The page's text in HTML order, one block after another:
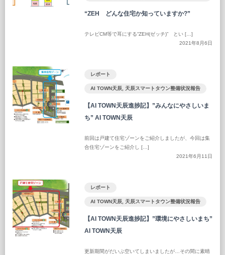
“ZEH どんな住宅か知っていますか?”
テレビCM等で耳にする“ZEH(ゼッチ)” とい […]
2021年8月6日
レポート
AI TOWN天辰, 天辰スマートタウン整備状況報告
【AI TOWN天辰進捗記】”みんなにやさしいま
ち” AI TOWN天辰
前回は戸建て住宅ゾーンをご紹介しましたが、今回は集
合住宅ゾーンをご紹介し […]
2021年6月11日
レポート
AI TOWN天辰, 天辰スマートタウン整備状況報告
【AI TOWN天辰進捗記】”環境にやさしいまち”
AI TOWN天辰
更新期間がだいぶ空いてしまいましたが…その間に素晴